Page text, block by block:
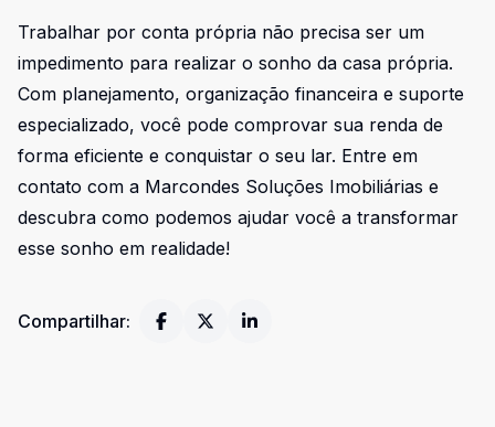
Trabalhar por conta própria não precisa ser um
impedimento para realizar o sonho da casa própria.
Com planejamento, organização financeira e suporte
especializado, você pode comprovar sua renda de
forma eficiente e conquistar o seu lar. Entre em
contato com a Marcondes Soluções Imobiliárias e
descubra como podemos ajudar você a transformar
esse sonho em realidade!
Compartilhar: